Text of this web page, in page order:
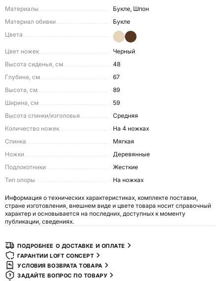
Материалы
Букле, Шпон
Материал обивки
Букле
Цвета
Цвет ножек
Черный
Высота сиденья, см
48
Глубина, см
67
Высота, см
89
Ширина, см
59
Высота спинки/изголовья
Средняя
Количество ножек
На 4 ножках
Спинка
Мягкая
Ножки
Деревянные
Подлокотники
Жесткие
Тип опоры
На ножках
Информация о технических характеристиках, комплекте поставки,
стране изготовления, внешнем виде и цвете товара носит справочный
характер и основывается на последних, доступных к моменту
публикации, сведениях.
ПОДРОБНЕЕ О ДОСТАВКЕ И ОПЛАТЕ
ГАРАНТИИ LOFT CONCEPT
УСЛОВИЯ ВОЗВРАТА ТОВАРА
ЗАДАЙТЕ ВОПРОС ПО ТОВАРУ